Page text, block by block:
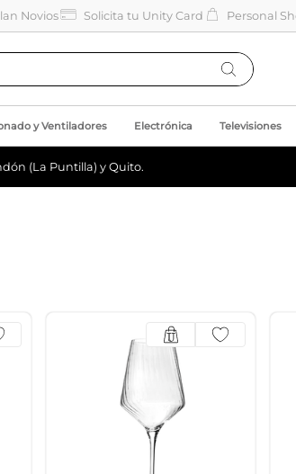
Novios Solicita tu Unity Card Personal
y Ventiladores Electrónica Televisiones
(La Puntilla) y Quito.